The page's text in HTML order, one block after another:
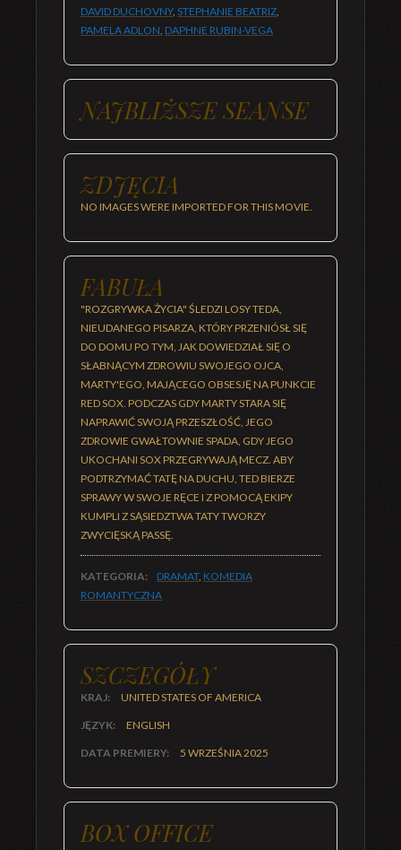
DAVID DUCHOVNY, STEPHANIE BEATRIZ,
PAMELA ADLON, DAPHNE RUBIN-VEGA
NAJBLIŻSZE SEANSE
ZDJĘCIA
NO IMAGES WERE IMPORTED FOR THIS MOVIE.
FABUŁA
"ROZGRYWKA ŻYCIA" ŚLEDZI LOSY TEDA,
NIEUDANEGO PISARZA, KTÓRY PRZENIÓSŁ SIĘ
DO DOMU PO TYM, JAK DOWIEDZIAŁ SIĘ O
SŁABNĄCYM ZDROWIU SWOJEGO OJCA,
MARTY'EGO, MAJĄCEGO OBSESJĘ NA PUNKCIE
RED SOX. PODCZAS GDY MARTY STARA SIĘ
NAPRAWIĆ SWOJĄ PRZESZŁOŚĆ, JEGO
ZDROWIE GWAŁTOWNIE SPADA, GDY JEGO
UKOCHANI SOX PRZEGRYWAJĄ MECZ. ABY
PODTRZYMAĆ TATĘ NA DUCHU, TED BIERZE
SPRAWY W SWOJE RĘCE I Z POMOCĄ EKIPY
KUMPLI Z SĄSIEDZTWA TATY TWORZY
ZWYCIĘSKĄ PASSĘ.
KATEGORIA: DRAMAT, KOMEDIA
ROMANTYCZNA
SZCZEGÓŁY
KRAJ: UNITED STATES OF AMERICA
JĘZYK: ENGLISH
DATA PREMIERY: 5 WRZEŚNIA 2025
BOX OFFICE